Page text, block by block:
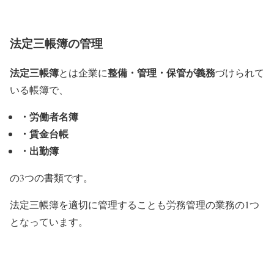
法定三帳簿の管理
法定三帳簿とは企業に整備・管理・保管が義務づけられて
いる帳簿で、
・労働者名簿
・賃金台帳
・出勤簿
の3つの書類です。
法定三帳簿を適切に管理することも労務管理の業務の1つ
となっています。